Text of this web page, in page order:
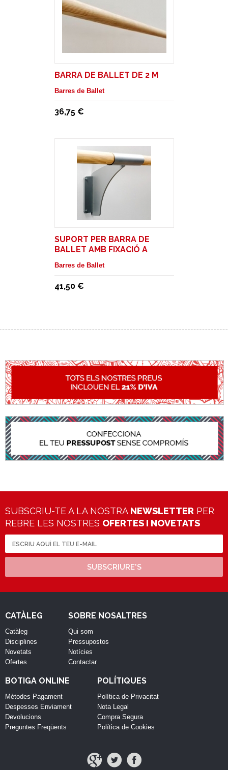
BARRA DE BALLET DE 2 M
Barres de Ballet
36,75 €
SUPORT PER BARRA DE
BALLET AMB FIXACIÓ A
Barres de Ballet
41,50 €
SUBSCRIU-TE A LA NOSTRA NEWSLETTER PER
REBRE LES NOSTRES OFERTES I NOVETATS
SUBSCRIURE'S
CATÀLEG
Catàleg
Disciplines
Novetats
Ofertes
SOBRE NOSALTRES
Qui som
Pressupostos
Notícies
Contactar
BOTIGA ONLINE
Mètodes Pagament
Despesses Enviament
Devolucions
Preguntes Freqüents
POLÍTIQUES
Política de Privacitat
Nota Legal
Compra Segura
Política de Cookies